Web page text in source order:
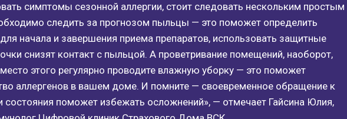
симптомы сезонной аллергии, стоит следовать нескольким простым
следить за прогнозом пыльцы — это поможет определить
начала и завершения приема препаратов, использовать защитные
снизят контакт с пыльцой. А проветривание помещений, наоборот,
этого регулярно проводите влажную уборку — это поможет
аллергенов в вашем доме. И помните — своевременное обращение к
состояния поможет избежать осложнений», — отмечает Гайсина Юлия,